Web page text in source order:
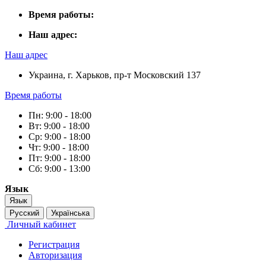
Время работы:
Наш адрес:
Наш адрес
Украина, г. Харьков, пр-т Московский 137
Время работы
Пн: 9:00 - 18:00
Вт: 9:00 - 18:00
Ср: 9:00 - 18:00
Чт: 9:00 - 18:00
Пт: 9:00 - 18:00
Сб: 9:00 - 13:00
Язык
Язык
Русский
Українська
Личный кабинет
Регистрация
Авторизация